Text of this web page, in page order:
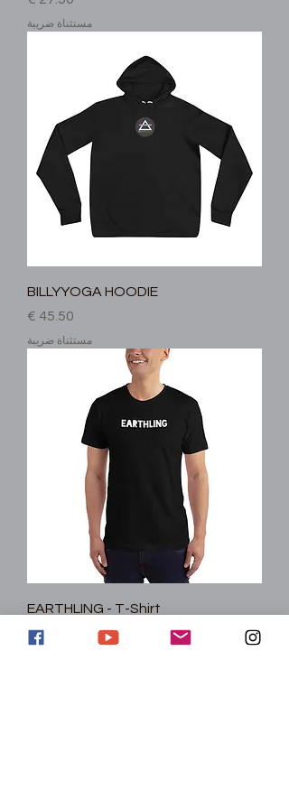
مستثناة ضريبة
BILLYYOGA HOODIE
السعر
مستثناة ضريبة
EARTHLING - T-Shirt
غير متوفر